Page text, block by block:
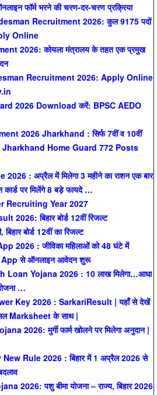
फॉर्म भरने की चरण-दर-चरण प्रक्रिया
Recruitment 2026: कुल 9175 पदों
Online
2026: कोयला मंत्रालय के तहत एक प्रमुख
Recruitment 2026: Apply Online
2026 Download करें: BPSC AEDO
2026 Jharkhand : सिर्फ 7वीं व 10वीं
| Jharkhand Home Guard 772 Posts
: अप्रैल में मिलेगा 3 महीने का राशन एक बार
पर मिलेंगे 8 बड़े फायदे …
Recruiting Year 2027
बिहार बोर्ड 12वीं रिजल्ट
बोर्ड 12वीं का रिजल्ट
2026 : जीविका महिलाओं को 48 घंटे में
से ऑनलाइन आवेदन शुरू
Loan Yojana 2026 : 10 लाख मिलेगा…आधा
…
Key 2026 : SarkariResult | यहाँ से देखें
Marksheet के साथ |
2026: मुर्गी फार्म खोलने पर मिलेगा अनुदान |
Rule 2026 : बिहार में 1 अप्रैल 2026 से
2026: पशु बीमा योजना – राज्य, बिहार 2026